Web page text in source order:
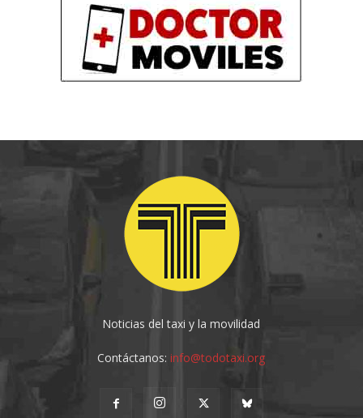
Noticias del taxi y la movilidad
Contáctanos:info@todotaxi.org